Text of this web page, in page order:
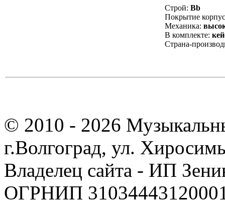
Строй: Bb
Покрытие
Механика:
В комплекте:
Страна-
© 2010 - 2026
г.Волгоград, ул.
Владелец сайта - ИП
ОГРНИП